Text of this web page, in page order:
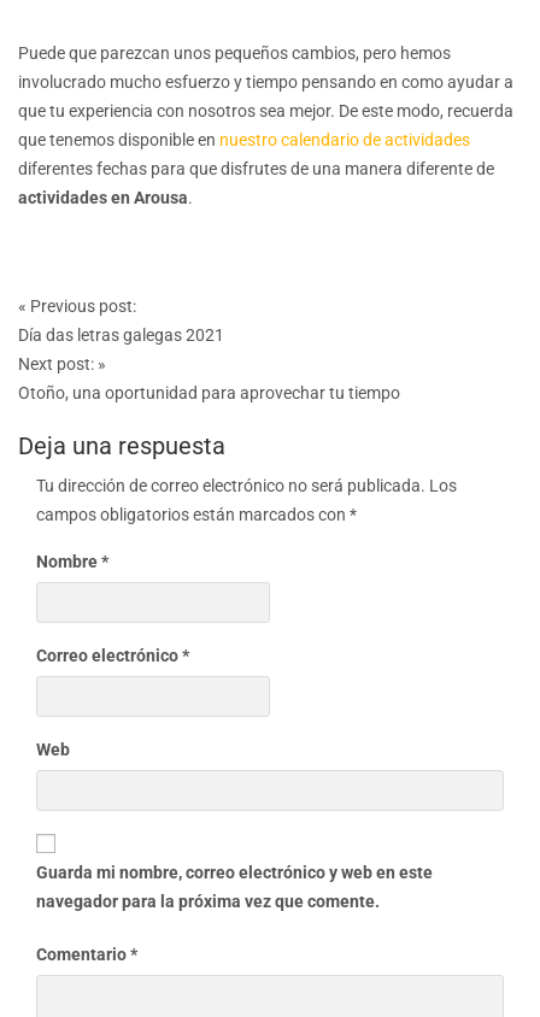
Puede que parezcan unos pequeños cambios, pero hemos
involucrado mucho esfuerzo y tiempo pensando en como ayudar a
que tu experiencia con nosotros sea mejor. De este modo, recuerda
que tenemos disponible en nuestro calendario de actividades
diferentes fechas para que disfrutes de una manera diferente de
actividades en Arousa.
Post
navigation
« Previous post:
Día das letras galegas 2021
Next post: »
Otoño, una oportunidad para aprovechar tu tiempo
Deja una respuesta
Tu dirección de correo electrónico no será publicada. Los
campos obligatorios están marcados con *
Nombre*
Correo electrónico*
Web
Guarda mi nombre, correo electrónico y web en este
navegador para la próxima vez que comente.
Comentario*